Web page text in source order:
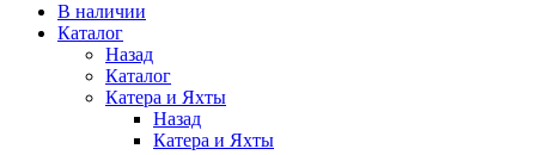
В наличии
Каталог
Назад
Каталог
Катера и Яхты
Назад
Катера и Яхты